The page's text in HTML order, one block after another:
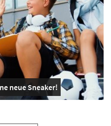
neue Sneaker!